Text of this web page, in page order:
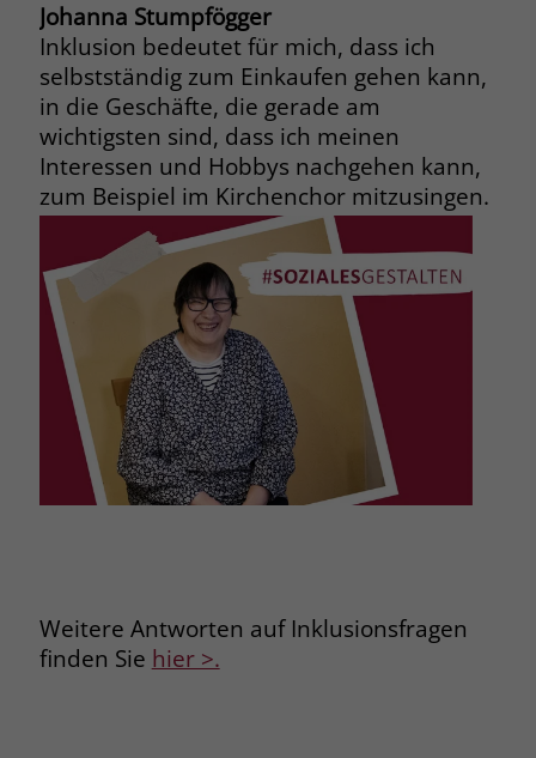
Johanna Stumpfögger
Inklusion bedeutet für mich, dass ich
selbstständig zum Einkaufen gehen kann,
in die Geschäfte, die gerade am
wichtigsten sind, dass ich meinen
Interessen und Hobbys nachgehen kann,
zum Beispiel im Kirchenchor mitzusingen.
Weitere Antworten auf Inklusionsfragen
finden Sie hier >.
Zweck
Der Zweck von _fbp ist vollständig auf
die Werbe- und Analysebemühungen
von Facebook zurückzuführen. Dieses
Cookie ist ein Erstanbieter-Cookie, d. h.
Facebook platziert es, während ein
Verbraucher auf Facebook ist. Dieses
Cookie verfolgt die Besuche eines
Nutzers auf verschiedenen Websites
und meldet dieses Verhalten an
Facebook. Facebook kann dann die
gesammelten Daten nutzen, um den
Nutzer besser zu verstehen und
bessere, relevantere Werbung zu
zeigen. Das _fbp-Cookie sammelt keine
persönlich identifizierbaren
Informationen und wird von Facebook
nur platziert, um Daten an das
Unternehmen zurückzusenden.